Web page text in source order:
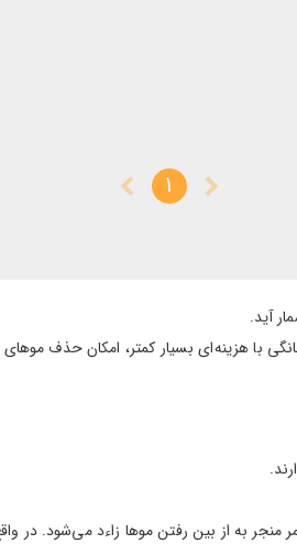
1
آید.
با هزینه‌ای بسیار کمتر، امکان حذف موهای
منجر به از بین رفتن موها زاءد می‌شود. در